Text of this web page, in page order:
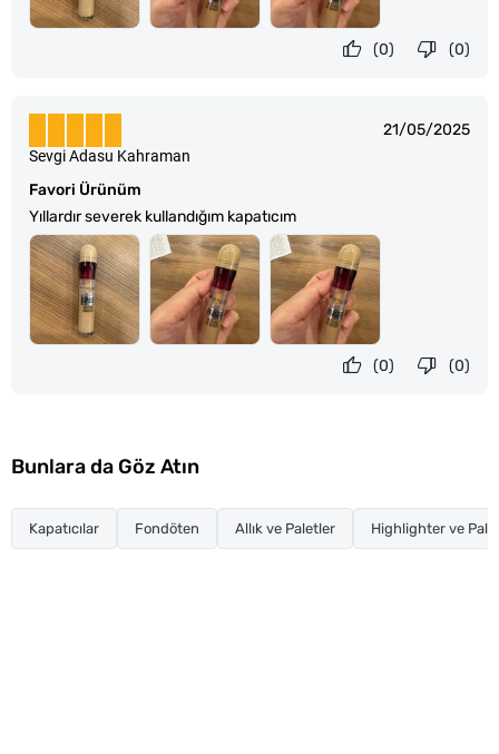
(0)
(0)
21/05/2025
Favori Ürünüm
Yıllardır severek kullandığım kapatıcım
Sevgi Adasu Kahraman
(0)
(0)
Bunlara da Göz Atın
Kapatıcılar Fondöten Allık ve Paletler Highlighter ve